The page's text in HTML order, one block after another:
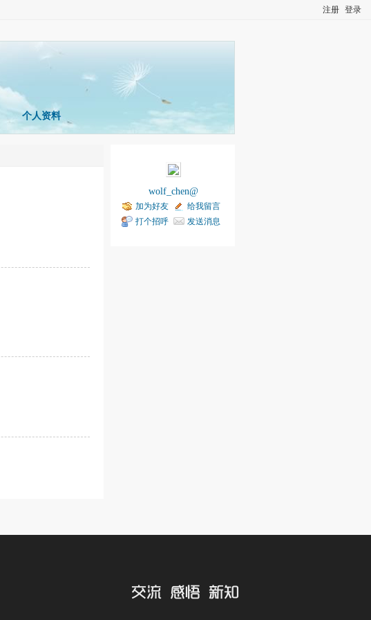
注册 登录
个人资料
wolf_chen@
加为好友
给我留言
打个招呼
发送消息